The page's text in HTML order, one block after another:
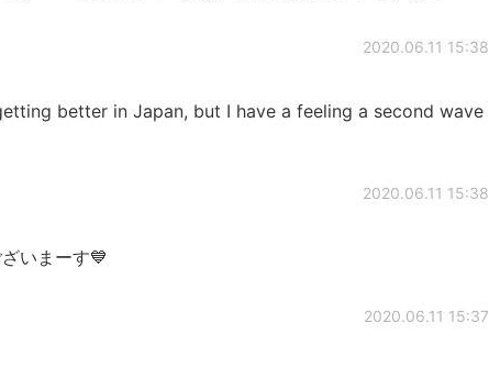
2020.06.11 15:38
better in Japan, but I have a feeling a second wave
2020.06.11 15:38
いまーす💙
2020.06.11 15:37